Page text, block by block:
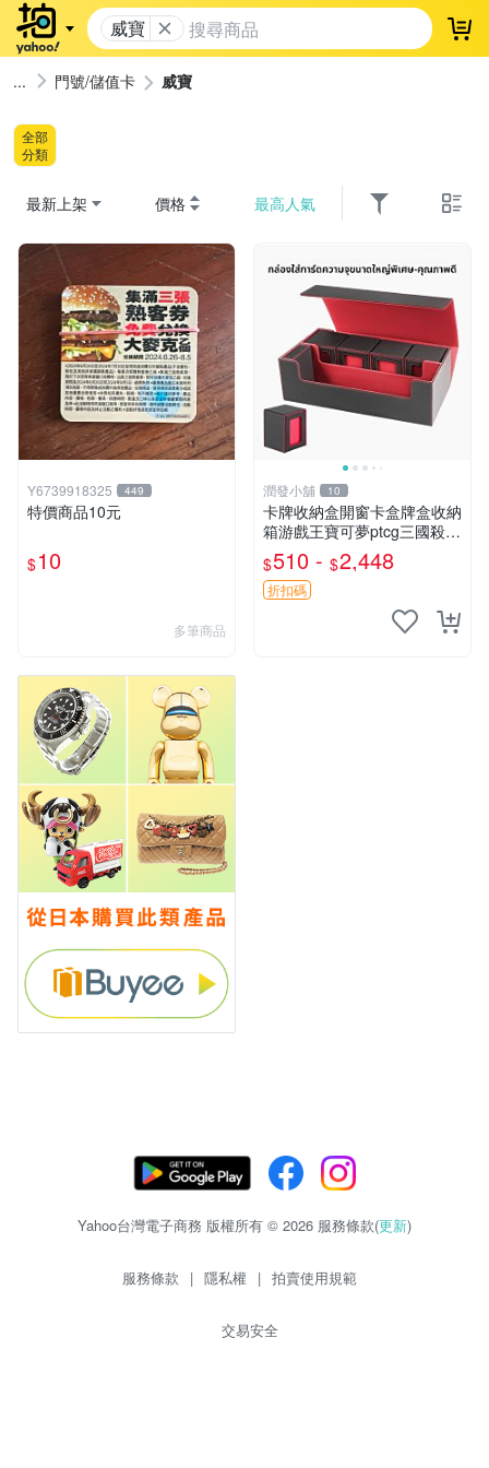
威寶 登
門號/儲值卡 威寶
全部
分類
最新上架 價格 最高人氣
Y6739918325 449
特價商品10元
$10
多筆商品
潤發小舖 10
卡牌收納盒開窗卡盒牌盒收納
箱游戲王寶可夢ptcg三國殺海
賊王dtcg
$510 - $2,448
折扣碼
Yahoo台灣電子商務 版權所有 © 2026 服務條款(更新)
服務條款 | 隱私權 | 拍賣使用規範
交易安全